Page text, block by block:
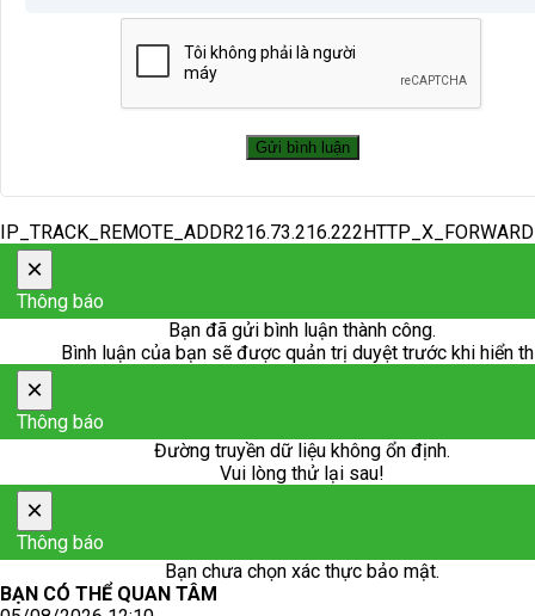
×
Thông báo
Bạn đã gửi bình luận thành công.
Bình luận của bạn sẽ được quản trị duyệt trước khi hiển
×
Thông báo
Đường truyền dữ liệu không ổn định.
Vui lòng thử lại sau!
×
Thông báo
Bạn chưa chọn xác thực bảo mật.
BẠN CÓ THỂ QUAN TÂM